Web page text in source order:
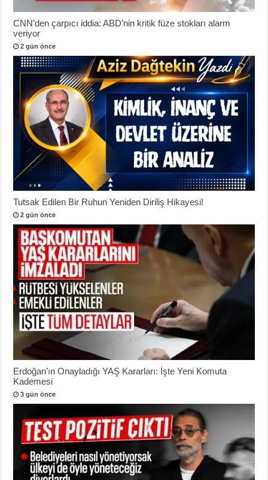
CNN’den çarpıcı iddia: ABD’nin kritik füze stokları alarm
veriyor
2 gün önce
Tutsak Edilen Bir Ruhun Yeniden Diriliş Hikayesi!
2 gün önce
Erdoğan’ın Onayladığı YAŞ Kararları: İşte Yeni Komuta
Kademesi
3 gün önce